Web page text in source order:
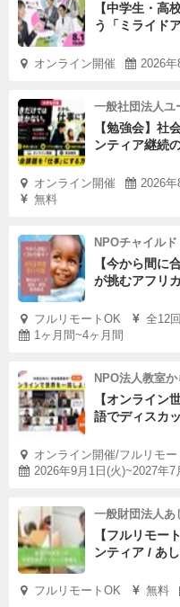
【中学生・高
う「ミライド
オンライン開催 2026
一般社団法人ユ
【勉強会】社
ンティア継続
オンライン開催
2026
無料
NPOチャイル
【今から間に
が挑むアフリ
フルリモートOK
全12
1ヶ月間~4ヶ月間
NPO法人教室
【オンライン
語でディスカ
オンライン開催/フルリモ
2026年9月1日(火)~2027年7
一般財団法人あ
【フルリモー
ンティア / あ
フルリモートOK 無料